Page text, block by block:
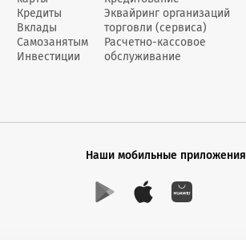
Кредиты
Вклады
Самозанятым
Инвестиции
Эквайринг организаций
торговли (сервиса)
Расчетно-кассовое
обслуживание
Наши мобильные приложения